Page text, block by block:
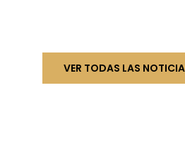
VER TODAS LAS